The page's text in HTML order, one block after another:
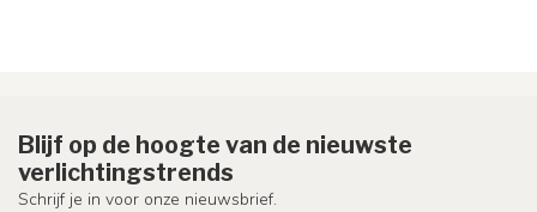
Blijf op de hoogte van de nieuwste
verlichtingstrends
Schrijf je in voor onze nieuwsbrief.